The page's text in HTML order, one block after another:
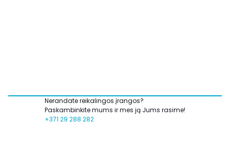
Nerandate reikalingos įrangos?
Paskambinkite mums ir mes ją Jums rasime!
+371 29 288 282